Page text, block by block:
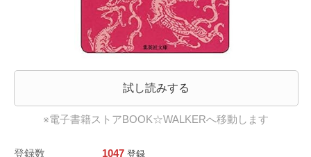
試し読みする
※電子書籍ストアBOOK☆WALKERへ移動します
登録数 1047 登録